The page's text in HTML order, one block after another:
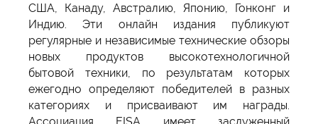
США, Канаду, Австралию, Японию, Гонконг и
Индию. Эти онлайн издания публикуют
регулярные и независимые технические обзоры
новых продуктов высокотехнологичной
бытовой техники, по результатам которых
ежегодно определяют победителей в разных
категориях и присваивают им награды.